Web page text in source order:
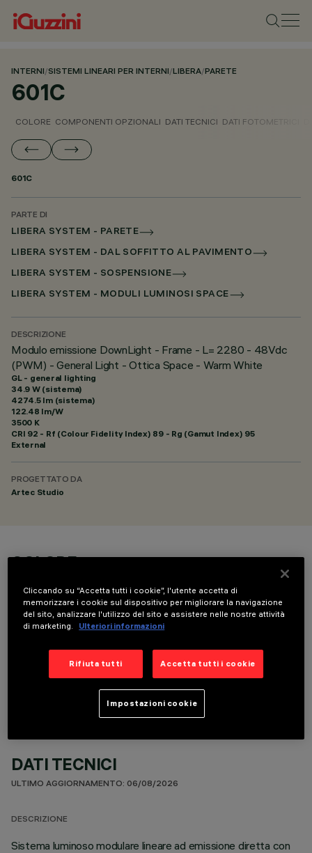
INTERNI/SISTEMI LINEARI PER INTERNI/LIBERA/PARETE
601C
COLORE COMPONENTI OPZIONALI DATI TECNICI DATI FOTOMETRICI
601C
PARTE DI
LIBERA SYSTEM - PARETE
LIBERA SYSTEM - DAL SOFFITTO AL PAVIMENTO
LIBERA SYSTEM - SOSPENSIONE
LIBERA SYSTEM - MODULI LUMINOSI SPACE
DESCRIZIONE
Modulo emissione DownLight - Frame - L= 2280 - 48Vdc
(PWM) - General Light - Ottica Space - Warm White
GL - general lighting
34.9 W (sistema)
4274.5 lm (sistema)
122.48 lm/W
3500 K
CRI 92 - Rf (Colour Fidelity Index) 89 - Rg (Gamut Index) 95
External
PROGETTATO DA
Artec Studio
COLORE
COMPONENTI OPZIONALI
DATI TECNICI
ULTIMO AGGIORNAMENTO: 06/08/2026
DESCRIZIONE
Sistema luminoso modulare lineare ad emissione diretta con
Cliccando su “Accetta tutti i cookie”, l'utente accetta di
memorizzare i cookie sul dispositivo per migliorare la navigazione
del sito, analizzare l'utilizzo del sito e assistere nelle nostre attività
di marketing.
Ulteriori informazioni
Rifiuta tutti Accetta tutti i cookie
Impostazioni cookie